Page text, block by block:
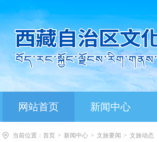
网站首页 新闻中心
当前位置： 首页 > 新闻中心 > 文旅要闻 > 文旅动态